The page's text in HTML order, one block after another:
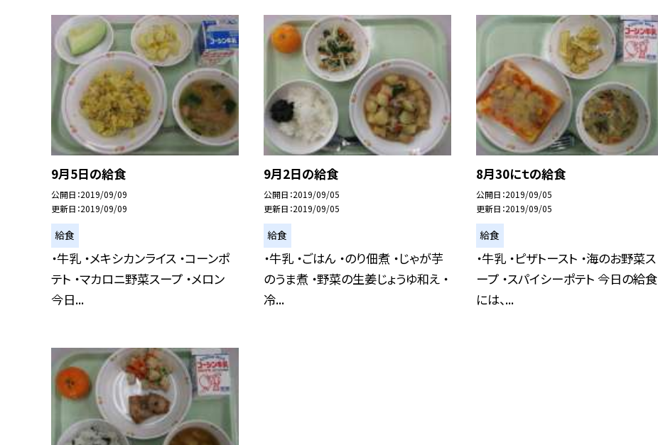
9月5日の給食
公開日 2019/09/09
更新日 2019/09/09
給食
・牛乳 ・メキシカンライス ・コーンポ
テト ・マカロニ野菜スープ ・メロン
今日...
9月2日の給食
公開日 2019/09/05
更新日 2019/09/05
給食
・牛乳 ・ごはん ・のり佃煮 ・じゃが芋
のうま煮 ・野菜の生姜じょうゆ和え ・
冷...
8月30にｔの給食
公開日 2019/09/05
更新日 2019/09/05
給食
・牛乳 ・ピザトースト ・海のお野菜ス
ープ ・スパイシーポテト 今日の給食
には、...